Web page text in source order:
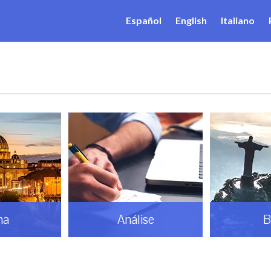
Español English Italiano
Análise